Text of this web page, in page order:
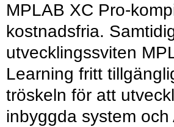
MPLAB XC Pro-
kostnadsfria.
utvecklingssviten
Learning fritt
tröskeln för att
inbyggda system och